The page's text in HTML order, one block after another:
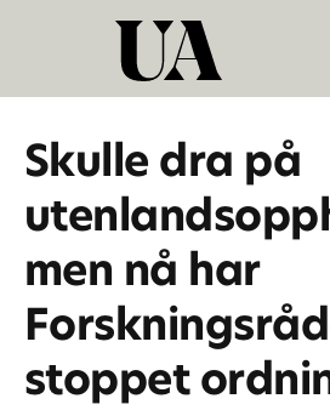
Skulle dra på
men nå har
stoppet